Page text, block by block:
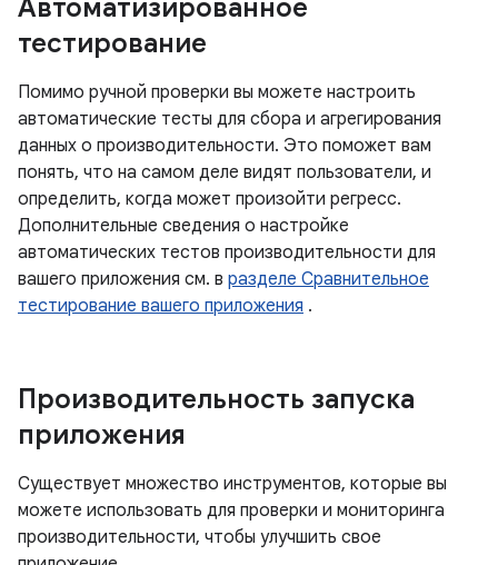
Автоматизированное
тестирование
Помимо ручной проверки вы можете настроить
автоматические тесты для сбора и агрегирования
данных о производительности. Это поможет вам
понять, что на самом деле видят пользователи, и
определить, когда может произойти регресс.
Дополнительные сведения о настройке
автоматических тестов производительности для
вашего приложения см. в разделе Сравнительное
тестирование вашего приложения .
Производительность запуска
приложения
Существует множество инструментов, которые вы
можете использовать для проверки и мониторинга
производительности, чтобы улучшить свое